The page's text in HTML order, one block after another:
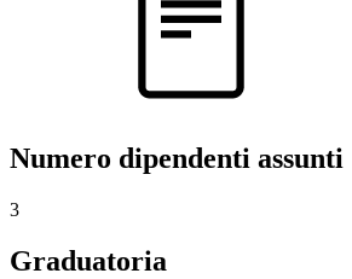
Numero dipendenti assunti
3
Graduatoria